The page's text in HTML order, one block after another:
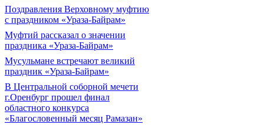
Поздравления Верховному муфтию
с праздником «Ураза-Байрам»
Муфтий рассказал о значении
праздника «Ураза-Байрам»
Мусульмане встречают великий
праздник «Ураза-Байрам»
В Центральной соборной мечети
г.Оренбург прошел финал
областного конкурса
«Благословенный месяц Рамазан»